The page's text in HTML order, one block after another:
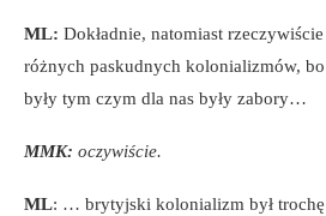
ML: Dokładnie, natomiast
różnych paskudnych kolonializmów,
były tym czym dla nas były zabory…
MMK: oczywiście.
ML: … brytyjski kolonializm był